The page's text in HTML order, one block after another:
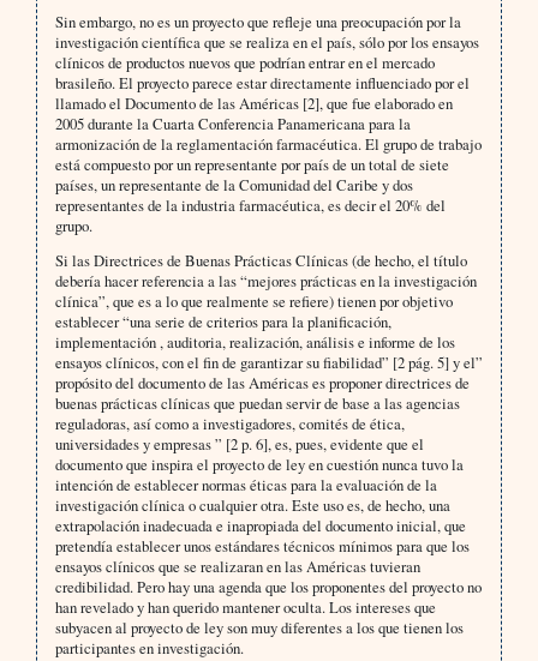
Sin embargo, no es un proyecto que refleje una preocupación por la
investigación científica que se realiza en el país, sólo por los ensayos
clínicos de productos nuevos que podrían entrar en el mercado
brasileño. El proyecto parece estar directamente influenciado por el
llamado el Documento de las Américas [2], que fue elaborado en
2005 durante la Cuarta Conferencia Panamericana para la
armonización de la reglamentación farmacéutica. El grupo de trabajo
está compuesto por un representante por país de un total de siete
países, un representante de la Comunidad del Caribe y dos
representantes de la industria farmacéutica, es decir el 20% del
grupo.
Si las Directrices de Buenas Prácticas Clínicas (de hecho, el título
debería hacer referencia a las “mejores prácticas en la investigación
clínica”, que es a lo que realmente se refiere) tienen por objetivo
establecer “una serie de criterios para la planificación,
implementación , auditoria, realización, análisis e informe de los
ensayos clínicos, con el fin de garantizar su fiabilidad” [2 pág. 5] y el”
propósito del documento de las Américas es proponer directrices de
buenas prácticas clínicas que puedan servir de base a las agencias
reguladoras, así como a investigadores, comités de ética,
universidades y empresas ” [2 p. 6], es, pues, evidente que el
documento que inspira el proyecto de ley en cuestión nunca tuvo la
intención de establecer normas éticas para la evaluación de la
investigación clínica o cualquier otra. Este uso es, de hecho, una
extrapolación inadecuada e inapropiada del documento inicial, que
pretendía establecer unos estándares técnicos mínimos para que los
ensayos clínicos que se realizaran en las Américas tuvieran
credibilidad. Pero hay una agenda que los proponentes del proyecto no
han revelado y han querido mantener oculta. Los intereses que
subyacen al proyecto de ley son muy diferentes a los que tienen los
participantes en investigación.